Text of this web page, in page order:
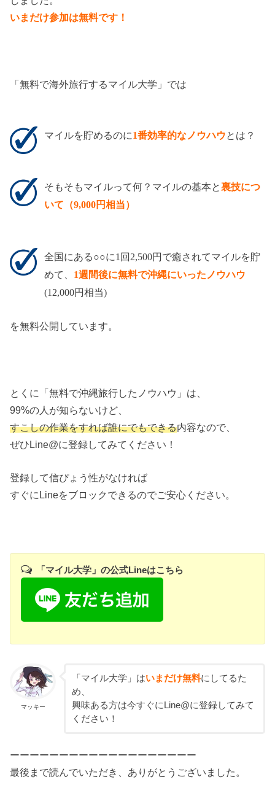
いまだけ参加は無料です！
「無料で海外旅行するマイル大学」では
マイルを貯めるのに1番効率的なノウハウとは？
そもそもマイルって何？マイルの基本と裏技につ
いて（9,000円相当）
全国にある○○に1回2,500円で癒されてマイルを貯
めて、 1週間後に無料で沖縄にいったノウハウ
(12,000円相当)
を無料公開しています。
とくに「無料で沖縄旅行したノウハウ」は、
99%の人が知らないけど、
すこしの作業をすれば誰にでもできる内容なので、
ぜひLine@に登録してみてください！
登録して信ぴょう性がなければ
すぐにLineをブロックできるのでご安心ください。
「マイル大学」の公式Lineはこちら
マッキー
「マイル大学」はいまだけ無料にしてるた
め、
興味ある方は今すぐにLine@に登録してみて
ください！
ーーーーーーーーーーーーーーーーーーー
最後まで読んでいただき、ありがとうございました。